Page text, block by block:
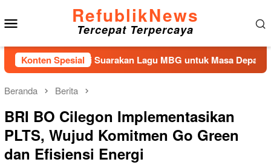
ke
konten
RefublikNews
Tercepat Terpercaya
Konten Spesial
Kembali Suarakan Lagu MBG untuk Masa Depan Anak
Beranda Berita
BRI BO Cilegon Implementasikan
PLTS, Wujud Komitmen Go Green
dan Efisiensi Energi